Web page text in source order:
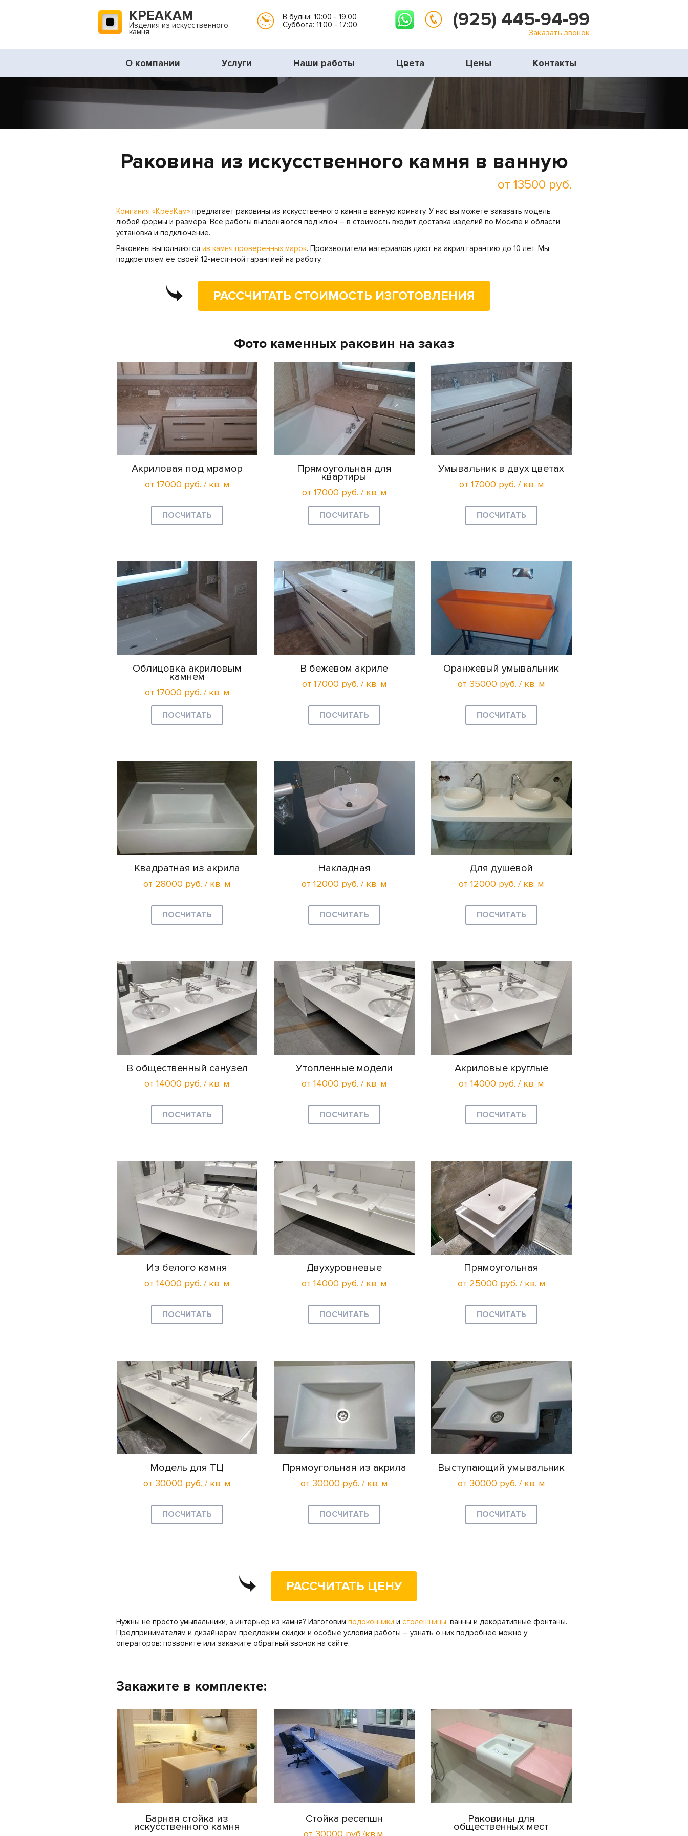
КРЕАКАМ
Изделия из искусственного
камня
В будни: 10:00 - 19:00
Суббота: 11:00 - 17:00
(925) 445-94-99
Заказать звонок
О компании Услуги Наши работы Цвета Цены Контакты
Раковина из искусственного камня в ванную
от 13500 руб.
Компания «КреаКам» предлагает раковины из искусственного камня в ванную комнату. У нас вы можете заказать модель
любой формы и размера. Все работы выполняются под ключ – в стоимость входит доставка изделий по Москве и области,
установка и подключение.
Раковины выполняются из камня проверенных марок. Производители материалов дают на акрил гарантию до 10 лет. Мы
подкрепляем ее своей 12-месячной гарантией на работу.
РАССЧИТАТЬ СТОИМОСТЬ ИЗГОТОВЛЕНИЯ
Фото каменных раковин на заказ
Акриловая под мрамор
от 17000 руб. / кв. м
ПОСЧИТАТЬ
Прямоугольная для
квартиры
от 17000 руб. / кв. м
ПОСЧИТАТЬ
Умывальник в двух цветах
от 17000 руб. / кв. м
ПОСЧИТАТЬ
Облицовка акриловым
камнем
от 17000 руб. / кв. м
ПОСЧИТАТЬ
В бежевом акриле
от 17000 руб. / кв. м
ПОСЧИТАТЬ
Оранжевый умывальник
от 35000 руб. / кв. м
ПОСЧИТАТЬ
Квадратная из акрила
от 28000 руб. / кв. м
ПОСЧИТАТЬ
Накладная
от 12000 руб. / кв. м
ПОСЧИТАТЬ
Для душевой
от 12000 руб. / кв. м
ПОСЧИТАТЬ
В общественный санузел
от 14000 руб. / кв. м
ПОСЧИТАТЬ
Утопленные модели
от 14000 руб. / кв. м
ПОСЧИТАТЬ
Акриловые круглые
от 14000 руб. / кв. м
ПОСЧИТАТЬ
Из белого камня
от 14000 руб. / кв. м
ПОСЧИТАТЬ
Двухуровневые
от 14000 руб. / кв. м
ПОСЧИТАТЬ
Прямоугольная
от 25000 руб. / кв. м
ПОСЧИТАТЬ
Модель для ТЦ
от 30000 руб. / кв. м
ПОСЧИТАТЬ
Прямоугольная из акрила
от 30000 руб. / кв. м
ПОСЧИТАТЬ
Выступающий умывальник
от 30000 руб. / кв. м
ПОСЧИТАТЬ
РАССЧИТАТЬ ЦЕНУ
Нужны не просто умывальники, а интерьер из камня? Изготовим подоконники и столешницы, ванны и декоративные фонтаны.
Предпринимателям и дизайнерам предложим скидки и особые условия работы – узнать о них подробнее можно у
операторов: позвоните или закажите обратный звонок на сайте.
Закажите в комплекте:
Барная стойка из
искусственного камня
Стойка ресепшн Раковины для
общественных мест